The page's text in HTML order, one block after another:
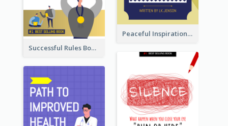
Peaceful Inspirational Camping Book Cover
Successful Rules Book Cover Design